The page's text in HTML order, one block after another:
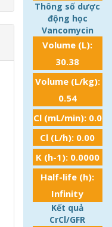
Thông số dược
động học
Vancomycin
Volume (L):
30.38
Volume (L/kg):
0.54
Cl (mL/min): 0.0
Cl (L/h): 0.00
K (h-1): 0.0000
Half-life (h):
Infinity
Kết quả
CrCl/GFR